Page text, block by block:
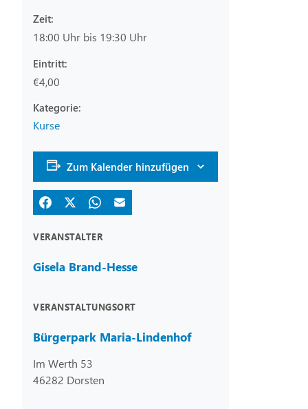
Zeit:
18:00 Uhr bis 19:30 Uhr
Eintritt:
€4,00
Kurse
Zum Kalender hinzufügen
VERANSTALTER
Gisela Brand-Hesse
VERANSTALTUNGSORT
Bürgerpark Maria-Lindenhof
Im Werth 53
46282 Dorsten